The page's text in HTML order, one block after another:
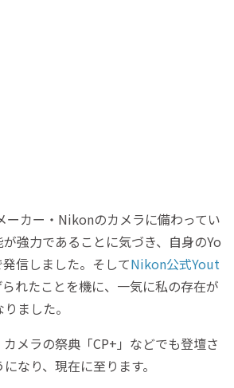
ーカー・Nikonのカメラに備わってい
強力であることに気づき、自身のYo
信しました。そしてNikon公式Yout
れたことを機に、一気に私の存在が
ました。
メラの祭典「CP+」などでも登壇さ
なり、現在に至ります。